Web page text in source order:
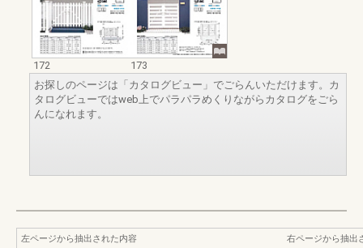
172
173
お探しのページは「カタログビュー」でごらんいただけます。カ
タログビューではweb上でパラパラめくりながらカタログをごら
んになれます。
左ページから抽出された内容
右ページから抽出